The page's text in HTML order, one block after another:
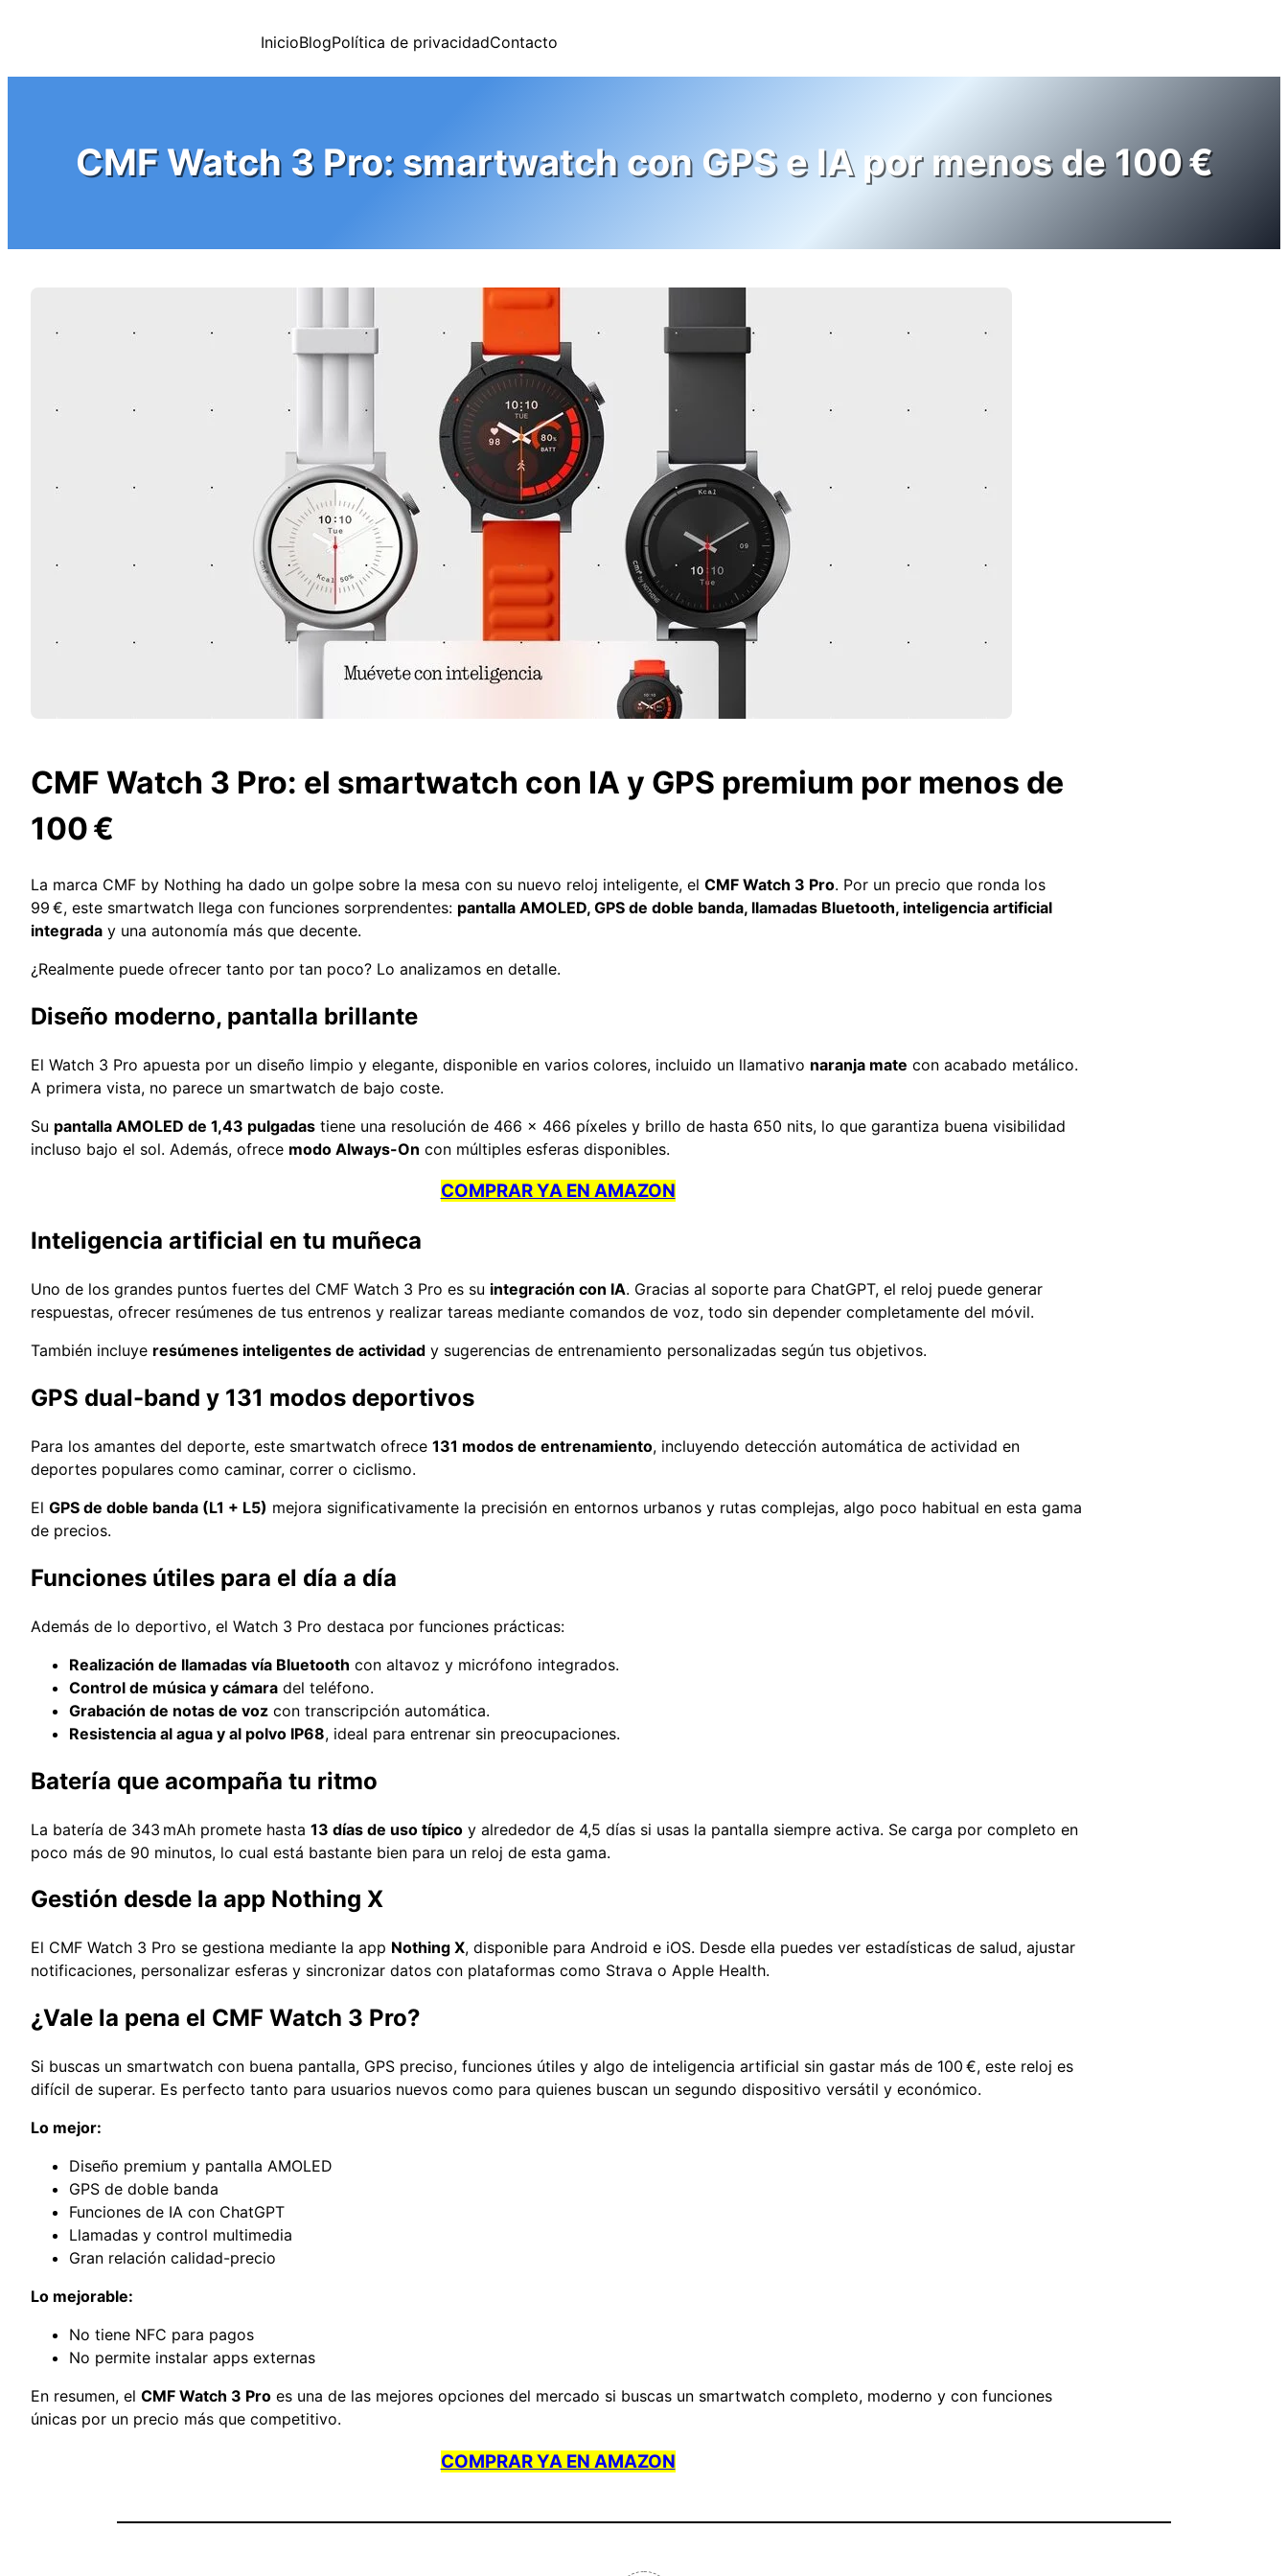
InicioBlogPolítica de privacidadContacto
CMF Watch 3 Pro: smartwatch con GPS e IA por menos de 100 €
CMF Watch 3 Pro: el smartwatch con IA y GPS premium por menos de
100 €
La marca CMF by Nothing ha dado un golpe sobre la mesa con su nuevo reloj inteligente, el CMF Watch 3 Pro. Por un precio que ronda los
99 €, este smartwatch llega con funciones sorprendentes: pantalla AMOLED, GPS de doble banda, llamadas Bluetooth, inteligencia artificial
integrada y una autonomía más que decente.
¿Realmente puede ofrecer tanto por tan poco? Lo analizamos en detalle.
Diseño moderno, pantalla brillante
El Watch 3 Pro apuesta por un diseño limpio y elegante, disponible en varios colores, incluido un llamativo naranja mate con acabado metálico.
A primera vista, no parece un smartwatch de bajo coste.
Su pantalla AMOLED de 1,43 pulgadas tiene una resolución de 466 x 466 píxeles y brillo de hasta 650 nits, lo que garantiza buena visibilidad
incluso bajo el sol. Además, ofrece modo Always-On con múltiples esferas disponibles.
COMPRAR YA EN AMAZON
Inteligencia artificial en tu muñeca
Uno de los grandes puntos fuertes del CMF Watch 3 Pro es su integración con IA. Gracias al soporte para ChatGPT, el reloj puede generar
respuestas, ofrecer resúmenes de tus entrenos y realizar tareas mediante comandos de voz, todo sin depender completamente del móvil.
También incluye resúmenes inteligentes de actividad y sugerencias de entrenamiento personalizadas según tus objetivos.
GPS dual-band y 131 modos deportivos
Para los amantes del deporte, este smartwatch ofrece 131 modos de entrenamiento, incluyendo detección automática de actividad en
deportes populares como caminar, correr o ciclismo.
El GPS de doble banda (L1 + L5) mejora significativamente la precisión en entornos urbanos y rutas complejas, algo poco habitual en esta gama
de precios.
Funciones útiles para el día a día
Además de lo deportivo, el Watch 3 Pro destaca por funciones prácticas:
Realización de llamadas vía Bluetooth con altavoz y micrófono integrados.
Control de música y cámara del teléfono.
Grabación de notas de voz con transcripción automática.
Resistencia al agua y al polvo IP68, ideal para entrenar sin preocupaciones.
Batería que acompaña tu ritmo
La batería de 343 mAh promete hasta 13 días de uso típico y alrededor de 4,5 días si usas la pantalla siempre activa. Se carga por completo en
poco más de 90 minutos, lo cual está bastante bien para un reloj de esta gama.
Gestión desde la app Nothing X
El CMF Watch 3 Pro se gestiona mediante la app Nothing X, disponible para Android e iOS. Desde ella puedes ver estadísticas de salud, ajustar
notificaciones, personalizar esferas y sincronizar datos con plataformas como Strava o Apple Health.
¿Vale la pena el CMF Watch 3 Pro?
Si buscas un smartwatch con buena pantalla, GPS preciso, funciones útiles y algo de inteligencia artificial sin gastar más de 100 €, este reloj es
difícil de superar. Es perfecto tanto para usuarios nuevos como para quienes buscan un segundo dispositivo versátil y económico.
Lo mejor:
Diseño premium y pantalla AMOLED
GPS de doble banda
Funciones de IA con ChatGPT
Llamadas y control multimedia
Gran relación calidad-precio
Lo mejorable:
No tiene NFC para pagos
No permite instalar apps externas
En resumen, el CMF Watch 3 Pro es una de las mejores opciones del mercado si buscas un smartwatch completo, moderno y con funciones
únicas por un precio más que competitivo.
COMPRAR YA EN AMAZON